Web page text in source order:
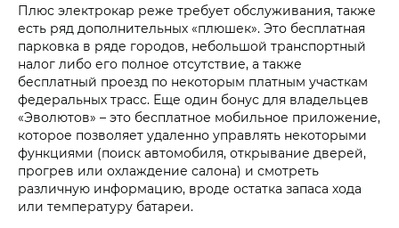
Плюс электрокар реже требует обслуживания, также
есть ряд дополнительных «плюшек». Это бесплатная
парковка в ряде городов, небольшой транспортный
налог либо его полное отсутствие, а также
бесплатный проезд по некоторым платным участкам
федеральных трасс. Еще один бонус для владельцев
«Эволютов» – это бесплатное мобильное приложение,
которое позволяет удаленно управлять некоторыми
функциями (поиск автомобиля, открывание дверей,
прогрев или охлаждение салона) и смотреть
различную информацию, вроде остатка запаса хода
или температуру батареи.